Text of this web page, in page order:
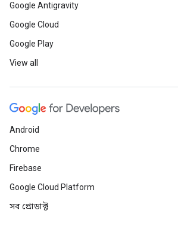
Google Antigravity
Google Cloud
Google Play
View all
Android
Chrome
Firebase
Google Cloud Platform
সব প্রোডাক্ট